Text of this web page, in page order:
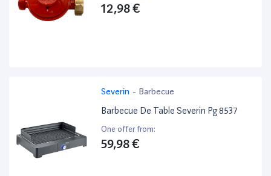
12,98 €
Severin - Barbecue
Barbecue De Table Severin Pg 8537
One offer from:
59,98 €